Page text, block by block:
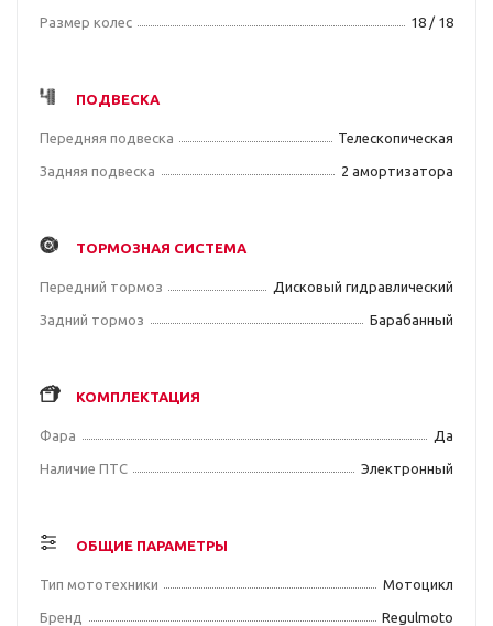
Размер колес 18 / 18
ПОДВЕСКА
Передняя подвеска Телескопическая
Задняя подвеска 2 амортизатора
ТОРМОЗНАЯ СИСТЕМА
Передний тормоз Дисковый гидравлический
Задний тормоз Барабанный
КОМПЛЕКТАЦИЯ
Фара Да
Наличие ПТС Электронный
ОБЩИЕ ПАРАМЕТРЫ
Тип мототехники Мотоцикл
Бренд Regulmoto